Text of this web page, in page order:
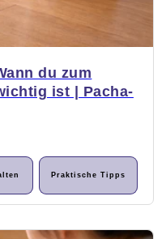
du zum
ist | Pacha-
Praktische Tipps